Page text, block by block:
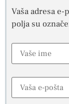
Vaša adresa
polja su